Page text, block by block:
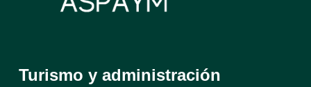
Turismo y administración